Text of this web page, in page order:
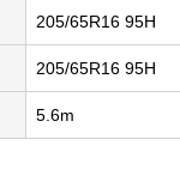
205/65R16 95H
205/65R16 95H
5.6m